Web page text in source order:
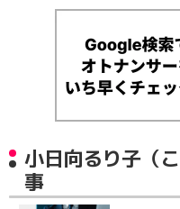
小日向るり子（
事